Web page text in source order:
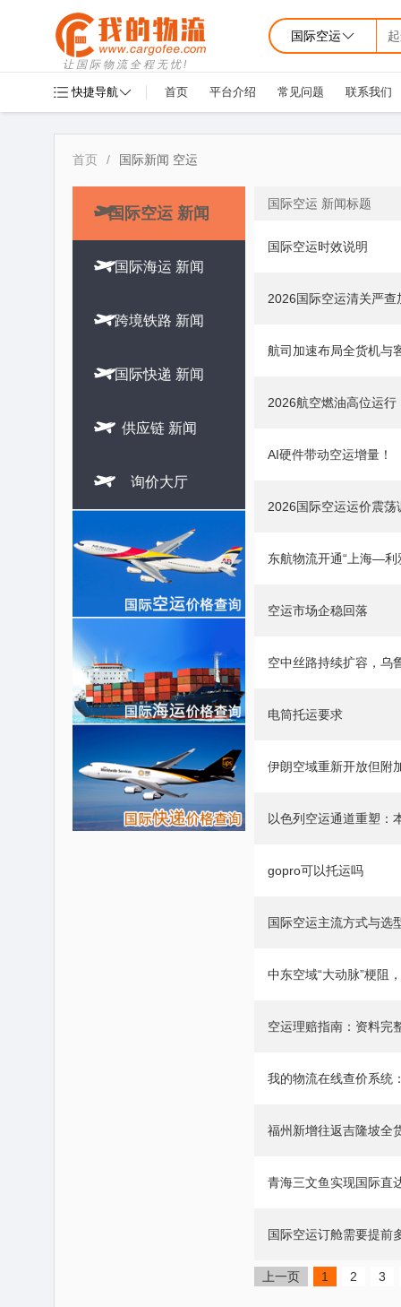
让国际物流全程无忧!
国际空运
快捷导航 首页 平台介绍 常见问题 联系我们
首页 / 国际新闻 空运
国际空运 新闻
国际海运 新闻
跨境铁路 新闻
国际快递 新闻
 供应链 新闻
 询价大厅
国际空运 新闻标题
国际空运时效说明
2026国际空运清关严
航司加速布局全货机与
2026航空燃油高位运
AI硬件带动空运增量！
2026国际空运运价震荡
东航物流开通“上海—
空运市场企稳回落
空中丝路持续扩容，乌
电筒托运要求
伊朗空域重新开放但附
以色列空运通道重塑：
gopro可以托运吗
国际空运主流方式与选
中东空域“大动脉”梗阻
空运理赔指南：资料完
我的物流在线查价系统
福州新增往返吉隆坡全
青海三文鱼实现国际直
国际空运订舱需要提前
上一页 1 2 3